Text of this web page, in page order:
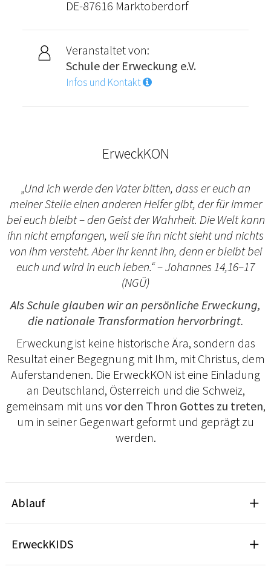
DE-87616 Marktoberdorf
Veranstaltet von:
Schule der Erweckung e.V.
Infos und Kontakt
ErweckKON
„Und ich werde den Vater bitten, dass er euch an
meiner Stelle einen anderen Helfer gibt, der für immer
bei euch bleibt – den Geist der Wahrheit. Die Welt kann
ihn nicht empfangen, weil sie ihn nicht sieht und nichts
von ihm versteht. Aber ihr kennt ihn, denn er bleibt bei
euch und wird in euch leben.“ – Johannes 14,16–17
(NGÜ)
Als Schule glauben wir an persönliche Erweckung,
die nationale Transformation hervorbringt.
Erweckung ist keine historische Ära, sondern das
Resultat einer Begegnung mit Ihm, mit Christus, dem
Auferstandenen. Die ErweckKON ist eine Einladung
an Deutschland, Österreich und die Schweiz,
gemeinsam mit uns vor den Thron Gottes zu treten,
um in seiner Gegenwart geformt und geprägt zu
werden.
Ablauf
ErweckKIDS